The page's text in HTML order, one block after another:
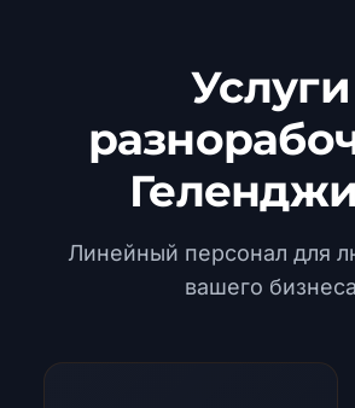
Услуги
Линейный персонал для
вашего бизнеса